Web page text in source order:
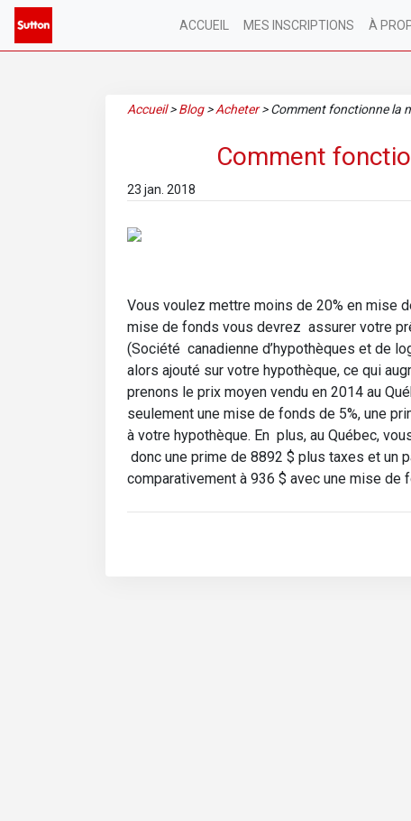
ACCUEIL MES INSCRIPTIONS À
Accueil >Blog >Acheter >Comment fonctionne la
Comment
23 jan. 2018
Vous voulez mettre moins de 20% en mise
mise de fonds vous devrez assurer votre
(Société canadienne d’hypothèques et de
alors ajouté sur votre hypothèque, ce qui
prenons le prix moyen vendu en 2014 au
seulement une mise de fonds de 5%, une
à votre hypothèque. En plus, au Québec,
donc une prime de 8892 $ plus taxes et un
comparativement à 936 $ avec une mise de